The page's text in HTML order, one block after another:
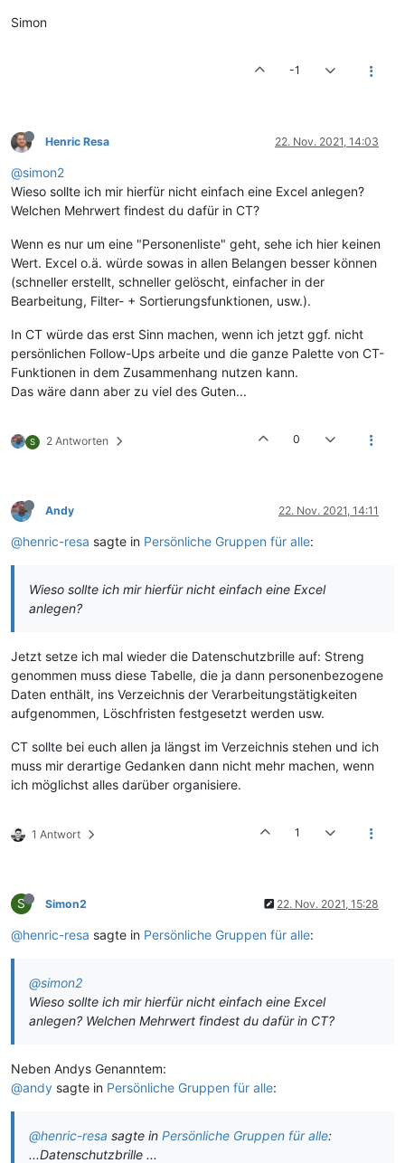
Simon
-1
Henric Resa 22. Nov. 2021, 14:03
@simon2
Wieso sollte ich mir hierfür nicht einfach eine Excel anlegen?
Welchen Mehrwert findest du dafür in CT?
Wenn es nur um eine "Personenliste" geht, sehe ich hier keinen
Wert. Excel o.ä. würde sowas in allen Belangen besser können
(schneller erstellt, schneller gelöscht, einfacher in der
Bearbeitung, Filter- + Sortierungsfunktionen, usw.).
In CT würde das erst Sinn machen, wenn ich jetzt ggf. nicht
persönlichen Follow-Ups arbeite und die ganze Palette von CT-
Funktionen in dem Zusammenhang nutzen kann.
Das wäre dann aber zu viel des Guten...
S 2 Antworten 0
Andy 22. Nov. 2021, 14:11
@henric-resa sagte in Persönliche Gruppen für alle:
Wieso sollte ich mir hierfür nicht einfach eine Excel
anlegen?
Jetzt setze ich mal wieder die Datenschutzbrille auf: Streng
genommen muss diese Tabelle, die ja dann personenbezogene
Daten enthält, ins Verzeichnis der Verarbeitungstätigkeiten
aufgenommen, Löschfristen festgesetzt werden usw.
CT sollte bei euch allen ja längst im Verzeichnis stehen und ich
muss mir derartige Gedanken dann nicht mehr machen, wenn
ich möglichst alles darüber organisiere.
1 Antwort 1
S Simon2 22. Nov. 2021, 15:28
@henric-resa sagte in Persönliche Gruppen für alle:
@simon2
Wieso sollte ich mir hierfür nicht einfach eine Excel
anlegen? Welchen Mehrwert findest du dafür in CT?
Neben Andys Genanntem:
@andy sagte in Persönliche Gruppen für alle:
@henric-resa sagte in Persönliche Gruppen für alle:
...Datenschutzbrille ...